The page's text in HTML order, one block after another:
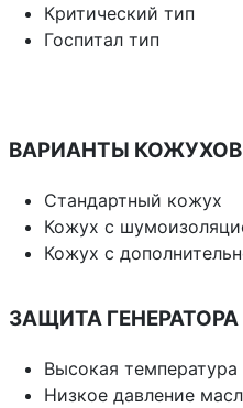
Критический тип
Госпитал тип
ВАРИАНТЫ КОЖУХОВ
Стандартный кожух
Кожух с
Кожух с
ЗАЩИТА
Высокая
Низкое давление